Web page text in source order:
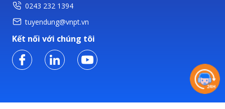
0243 232 1394
tuyendung@vnpt.vn
Kết nối với chúng tôi